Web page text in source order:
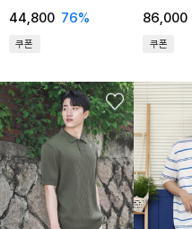
44,800 76%
쿠폰
86,000
쿠폰